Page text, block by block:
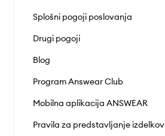
Splošni pogoji poslovanja
Drugi pogoji
Blog
Program Answear Club
Mobilna aplikacija ANSWEAR
Pravila za predstavljanje izdelkov